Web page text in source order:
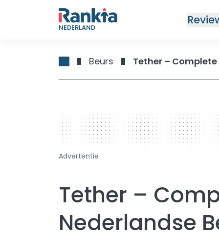
NEDERLAND
Beurs Tether –
728 x 90
Advertentie
Tether –
Nederlandse